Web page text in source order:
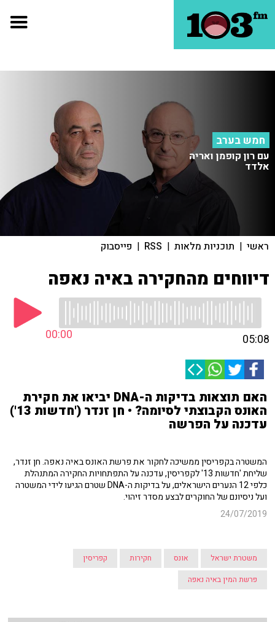
חמש בערב
עם רון קופמן ואריה
אלדד
ראשי | תוכניות מלאות |
RSS
| פייסבוק
דיווחים מהחקירה באיה נאפה
00:00 05:08
האם תוצאות בדיקות ה-DNA יביאו את חקירת
האונס הקבוצתי לסיומה? • חן זנדר ('חדשות 13')
עדכנה על הפרשה
המשטרה בקפריסין ממשיכה לחקור את פרשת האונס באיה נאפה. חן זנדר,
שליחת 'חדשות 13' לקפריסין, עדכנה על התפתחויות החקירה המתנהלת
כלפי 12 הנערים הישראלים, על בדיקות ה-DNA שטרם הגיעו לידי המשטרה
ועל ניסיונם של החוקרים לבצע מסדר זיהוי.
24/07/2019
משטרת ישראל אונס חקירות
קפריסין
פרשת המין באיה נאפה